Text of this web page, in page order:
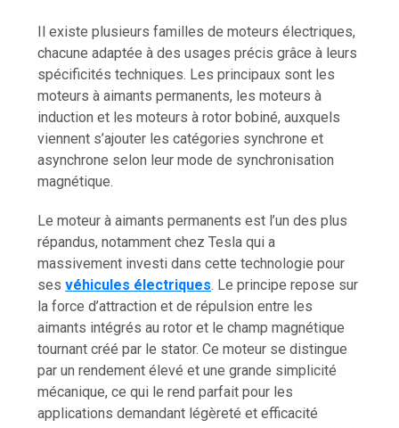
Il existe plusieurs familles de moteurs électriques,
chacune adaptée à des usages précis grâce à leurs
spécificités techniques. Les principaux sont les
moteurs à aimants permanents, les moteurs à
induction et les moteurs à rotor bobiné, auxquels
viennent s’ajouter les catégories synchrone et
asynchrone selon leur mode de synchronisation
magnétique.
Le moteur à aimants permanents est l’un des plus
répandus, notamment chez Tesla qui a
massivement investi dans cette technologie pour
sesvéhicules électriques. Le principe repose sur
la force d’attraction et de répulsion entre les
aimants intégrés au rotor et le champ magnétique
tournant créé par le stator. Ce moteur se distingue
par un rendement élevé et une grande simplicité
mécanique, ce qui le rend parfait pour les
applications demandant légèreté et efficacité